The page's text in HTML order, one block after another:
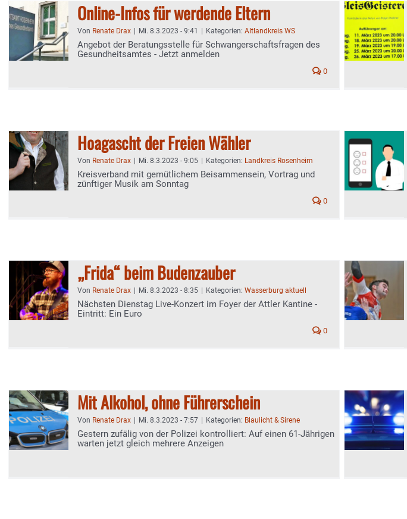
Online-Infos für werdende Eltern
Von Renate Drax Mi. 8.3.2023 - 9:41 Kategorien: Altlandkreis WS
Angebot der Beratungsstelle für Schwangerschaftsfragen des
Gesundheitsamtes - Jetzt anmelden
0
Hoagascht der Freien Wähler
Von Renate Drax Mi. 8.3.2023 - 9:05 Kategorien: Landkreis Rosenheim
Kreisverband mit gemütlichem Beisammensein, Vortrag und
zünftiger Musik am Sonntag
0
„Frida“ beim Budenzauber
Von Renate Drax Mi. 8.3.2023 - 8:35 Kategorien: Wasserburg aktuell
Nächsten Dienstag Live-Konzert im Foyer der Attler Kantine -
Eintritt: Ein Euro
0
Mit Alkohol, ohne Führerschein
Von Renate Drax Mi. 8.3.2023 - 7:57 Kategorien: Blaulicht & Sirene
Gestern zufälig von der Polizei kontrolliert: Auf einen 61-Jährigen
warten jetzt gleich mehrere Anzeigen